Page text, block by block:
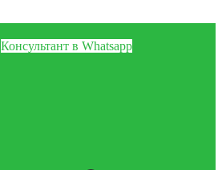
Консультант в Whatsapp